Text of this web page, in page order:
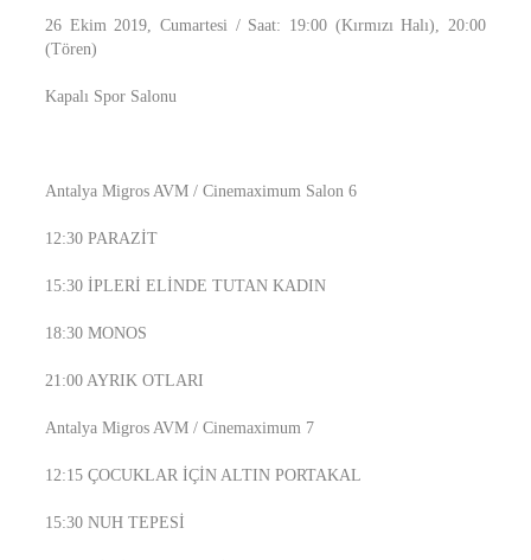
26 Ekim 2019, Cumartesi / Saat: 19:00 (Kırmızı Halı), 20:00
(Tören)
Kapalı Spor Salonu
Antalya Migros AVM / Cinemaximum Salon 6
12:30 PARAZİT
15:30 İPLERİ ELİNDE TUTAN KADIN
18:30 MONOS
21:00 AYRIK OTLARI
Antalya Migros AVM / Cinemaximum 7
12:15 ÇOCUKLAR İÇİN ALTIN PORTAKAL
15:30 NUH TEPESİ